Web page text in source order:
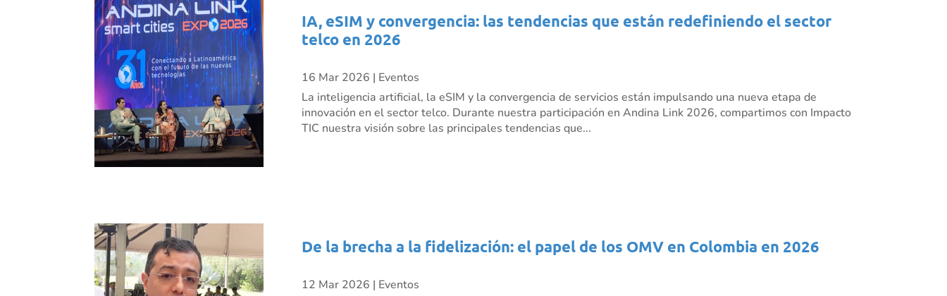
IA, eSIM y convergencia: las tendencias que están redefiniendo el sector
telco en 2026
16 Mar 2026 | Eventos
La inteligencia artificial, la eSIM y la convergencia de servicios están impulsando una nueva etapa de
innovación en el sector telco. Durante nuestra participación en Andina Link 2026, compartimos con Impacto
TIC nuestra visión sobre las principales tendencias que...
De la brecha a la fidelización: el papel de los OMV en Colombia en 2026
12 Mar 2026 | Eventos